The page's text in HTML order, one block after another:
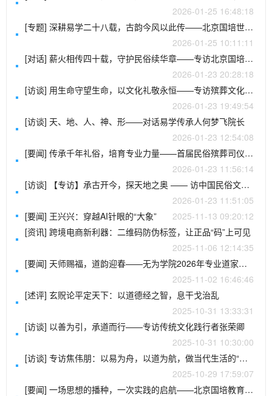
2026-01-25 16:48:18
[专题] 深耕易学二十八载，古韵今风以此传——北京国培世纪教育科学技术院特聘易量子为副院长，助力国学教育传承
2026-01-25 10:11:11
[对话] 薪火相传四十载，守护民俗续华章——专访北京国培世纪教育科学技术院玄贶院长
2026-01-23 20:28:18
[访谈] 用生命守望生命，以文化礼敬永恒——专访殡葬文化传承者刘春雨先生
2026-01-23 19:49:54
[访谈] 天、地、人、神、形——对话易学传承人何梦飞院长
2026-01-23 12:54:08
[要闻] 传承千年礼俗，培育专业力量——首届民俗殡葬司仪师培训在聊城圆满结业
2026-01-23 11:56:14
[访谈] 【专访】承古开今，探天地之奥 —— 访中国民俗文化推动者、易学专家刘易
2026-01-23 11:51:05
[要闻] 王兴兴：穿越AI针眼的“大象”
2025-11-13 09:20:12
[资讯] 跨境电商新利器：二维码防伪标签，让正品“码”上可见
2025-11-06 12:14:35
[要闻] 天师赐福，道韵迎春——无为学院2026年专业道家合体字春联荣耀面世
2025-11-02 16:46:46
[述评] 玄贶论平定天下：以道德经之智，息干戈治乱
2025-10-31 13:33:31
[访谈] 以善为引，承道而行——专访传统文化践行者张荣卿
2025-10-31 10:30:00
[访谈] 专访焦伟朋：以易为舟，以道为航，做当代生活的“三才调和者”
2025-10-29 17:59:07
[要闻] 一场思想的播种，一次实践的启航——北京国培教育第四期地方分院长“人生规划师”内训侧记